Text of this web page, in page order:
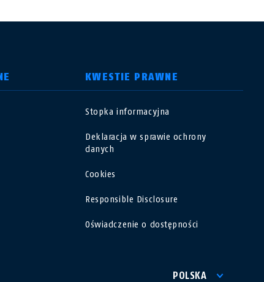
KWESTIE PRAWNE
Stopka informacyjna
Deklaracja w sprawie ochrony
danych
Cookies
Responsible Disclosure
Oświadczenie o dostępności
POLSKA
Magyarország